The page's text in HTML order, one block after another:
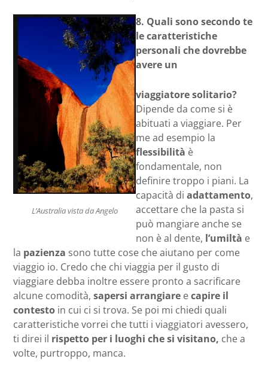
L’Australia vista da Angelo
8. Quali sono secondo te
le caratteristiche
personali che dovrebbe
avere un
viaggiatore solitario?
Dipende da come si è
abituati a viaggiare. Per
me ad esempio la
flessibilità è
fondamentale, non
definire troppo i piani. La
capacità di adattamento,
accettare che la pasta si
può mangiare anche se
non è al dente, l’umiltà e
la pazienza sono tutte cose che aiutano per come
viaggio io. Credo che chi viaggia per il gusto di
viaggiare debba inoltre essere pronto a sacrificare
alcune comodità, sapersi arrangiare ecapire il
contesto in cui ci si trova. Se poi mi chiedi quali
caratteristiche vorrei che tutti i viaggiatori avessero,
ti direi il rispetto per i luoghi che si visitano, che a
volte, purtroppo, manca.